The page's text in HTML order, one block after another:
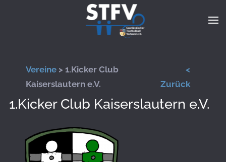
Zum Hauptinhalt springen
Vereine > 1.Kicker Club
Kaiserslautern e.V.
<
Zurück
1.Kicker Club Kaiserslautern e.V.